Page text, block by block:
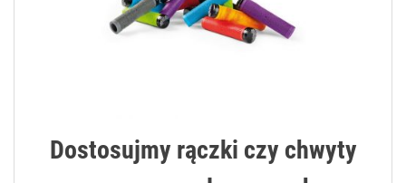
Dostosujmy rączki czy chwyty